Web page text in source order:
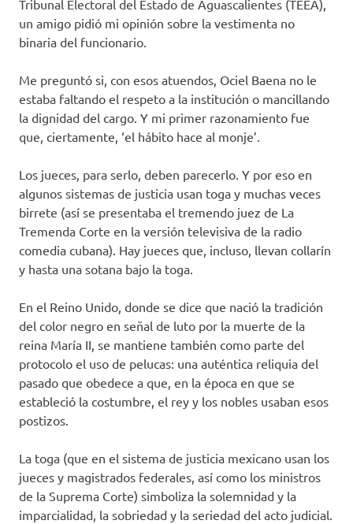
Tribunal Electoral del Estado de Aguascalientes (TEEA),
un amigo pidió mi opinión sobre la vestimenta no
binaria del funcionario.
Me preguntó si, con esos atuendos, Ociel Baena no le
estaba faltando el respeto a la institución o mancillando
la dignidad del cargo. Y mi primer razonamiento fue
que, ciertamente, ‘el hábito hace al monje’.
Los jueces, para serlo, deben parecerlo. Y por eso en
algunos sistemas de justicia usan toga y muchas veces
birrete (así se presentaba el tremendo juez de La
Tremenda Corte en la versión televisiva de la radio
comedia cubana). Hay jueces que, incluso, llevan collarín
y hasta una sotana bajo la toga.
En el Reino Unido, donde se dice que nació la tradición
del color negro en señal de luto por la muerte de la
reina María II, se mantiene también como parte del
protocolo el uso de pelucas: una auténtica reliquia del
pasado que obedece a que, en la época en que se
estableció la costumbre, el rey y los nobles usaban esos
postizos.
La toga (que en el sistema de justicia mexicano usan los
jueces y magistrados federales, así como los ministros
de la Suprema Corte) simboliza la solemnidad y la
imparcialidad, la sobriedad y la seriedad del acto judicial.